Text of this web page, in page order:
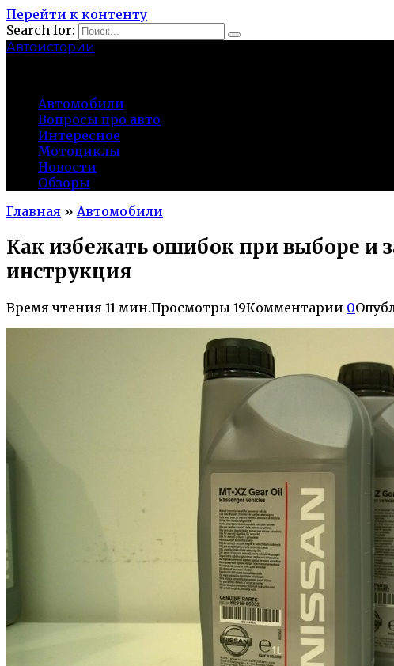
Перейти к контенту
Search for:
Автоистории
Автомобили
Вопросы про авто
Интересное
Мотоциклы
Новости
Обзоры
Главная » Автомобили
Как избежать ошибок при выборе и
инструкция
Время чтения 11 мин.Просмотры 19Комментарии 0